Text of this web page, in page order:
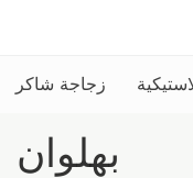
زجاجة شاكر
بهلوان